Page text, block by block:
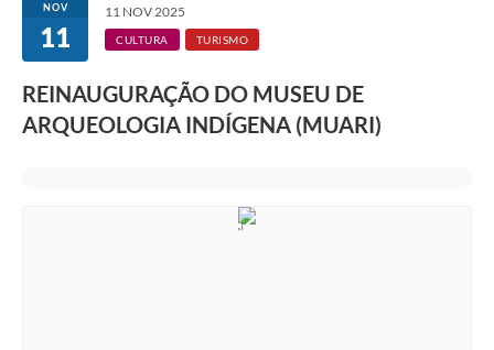
NOV
11
11 NOV 2025
CULTURA TURISMO
REINAUGURAÇÃO DO MUSEU DE
ARQUEOLOGIA INDÍGENA (MUARI)